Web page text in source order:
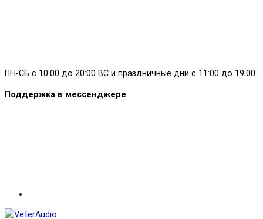
ПН-СБ с 10:00 до 20:00 ВС и праздничные дни с 11:00 до 19:00
Поддержка в мессенджере